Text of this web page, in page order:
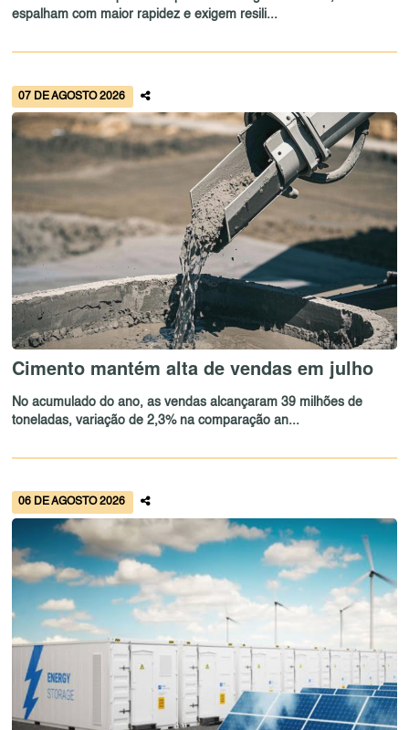
espalham com maior rapidez e exigem resili...
07 DE AGOSTO 2026
Cimento mantém alta de vendas em julho
No acumulado do ano, as vendas alcançaram 39 milhões de
toneladas, variação de 2,3% na comparação an...
06 DE AGOSTO 2026